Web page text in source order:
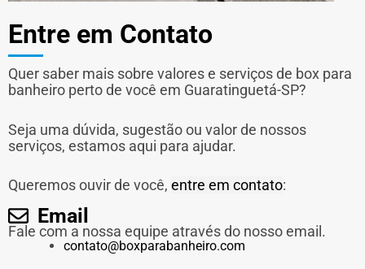
Entre em Contato
Quer saber mais sobre valores e serviços de box para
banheiro perto de você em Guaratinguetá-SP?
Seja uma dúvida, sugestão ou valor de nossos
serviços, estamos aqui para ajudar.
Queremos ouvir de você, entre em contato:
Email
Fale com a nossa equipe através do nosso email.
contato@boxparabanheiro.com